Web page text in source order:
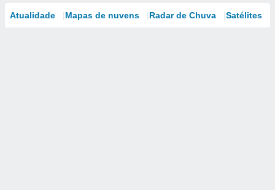
Atualidade Mapas de nuvens Radar de Chuva Satélites